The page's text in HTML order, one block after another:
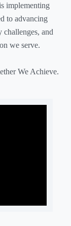
implementing
to advancing
and
we serve.
We Achieve.